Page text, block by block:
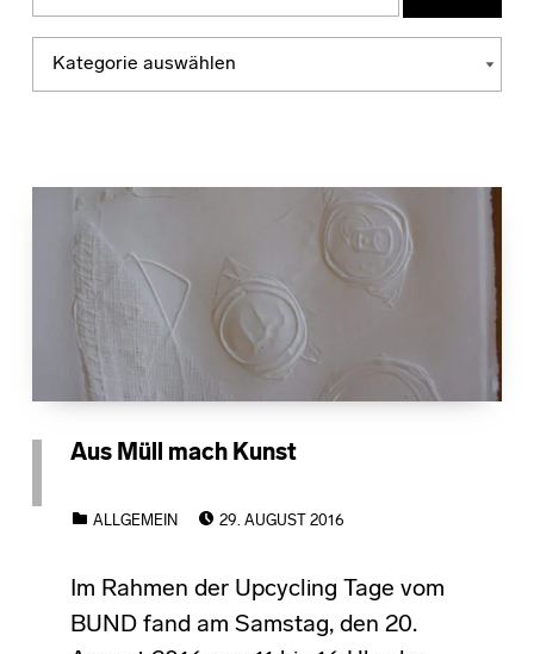
KATEGORIEN
Kategorien
Aus Müll mach Kunst
ALLGEMEIN
29. AUGUST 2016
Im Rahmen der Upcycling Tage vom
BUND fand am Samstag, den 20.